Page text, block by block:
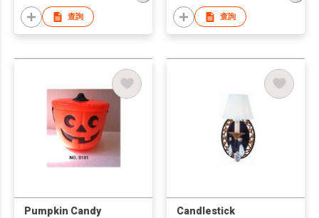
查詢 查詢
Pumpkin Candy
Candlestick